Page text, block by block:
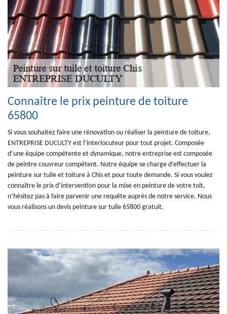
Connaître le prix peinture de toiture
65800
Si vous souhaitez faire une rénovation ou réaliser la peinture de toiture,
ENTREPRISE DUCULTY est l’interlocuteur pour tout projet. Composée
d’une équipe compétente et dynamique, notre entreprise est composée
de peintre couvreur compétent. Notre équipe se charge d’effectuer la
peinture sur tuile et toiture à Chis et pour toute demande. Si vous voulez
connaître le prix d’intervention pour la mise en peinture de votre toit,
n’hésitez pas à faire parvenir une requête auprès de notre service. Nous
vous réalisons un devis peinture sur tuile 65800 gratuit.